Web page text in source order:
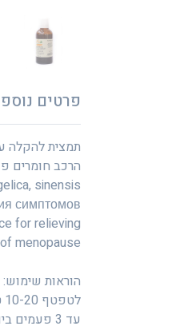
פרטים
תמצית להקלה
sinensis.
симптомов
for relieving
menopause
הוראות שימוש:
לטפטף 10-20 טיפות לכוס מים ולשתות
עד 3 פעמים ביום, לפי הצורך.